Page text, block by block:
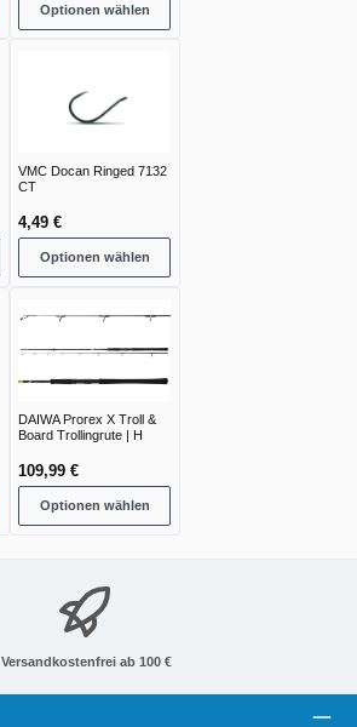
Optionen wählen
VMC Docan Ringed 7132
CT
4,49 €
Optionen wählen
DAIWA Prorex X Troll &
Board Trollingrute | H
109,99 €
Optionen wählen
Versandkostenfrei ab 100 €